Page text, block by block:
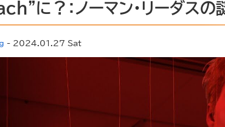
に？：ノーマン・リーダス
- 2024.01.27 Sat